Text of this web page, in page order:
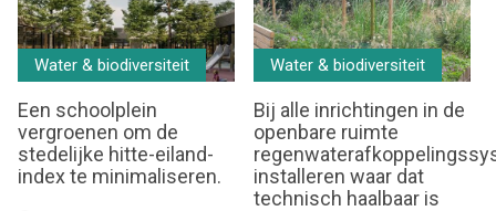
Water & biodiversiteit
Een schoolplein
vergroenen om de
stedelijke hitte-eiland-
index te minimaliseren.
Water & biodiversiteit
Bij alle inrichtingen in de
openbare ruimte
installeren waar dat
technisch haalbaar is